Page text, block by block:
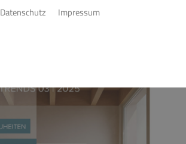
Datenschutz Impressum